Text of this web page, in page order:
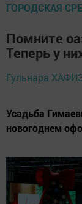
ГОРОДСКАЯ
Помните
Теперь у
Гульнара
Усадьба
новогоднем